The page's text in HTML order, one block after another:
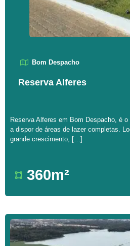
Bom Despacho
Reserva Alferes
Reserva Alferes em Bom Despacho, é
a dispor de áreas de lazer completas.
grande crescimento, […]
360m²